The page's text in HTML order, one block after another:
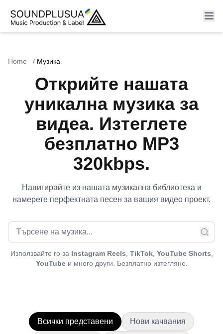
Home / Музика
Открийте нашата
уникална музика за
видеа. Изтеглете
безплатно MP3
320kbps.
Навигирайте из нашата музикална библиотека и
намерете перфектната песен за вашия видео проект.
Използвайте го за Instagram Reels TikTok, YouTube Shorts
YouTubeи много други. Безплатно изтегляне.
Всички представени Нови качвания